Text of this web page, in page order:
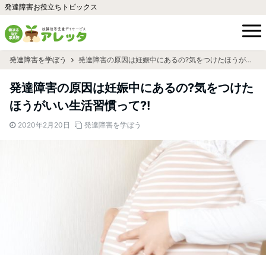
発達障害お役立ちトピックス
発達障害を学ぼう 発達障害の原因は妊娠中にあるの?気をつけたほうがいい生活習慣って?!
発達障害の原因は妊娠中にあるの?気をつけた
ほうがいい生活習慣って?!
2020年2月20日 発達障害を学ぼう